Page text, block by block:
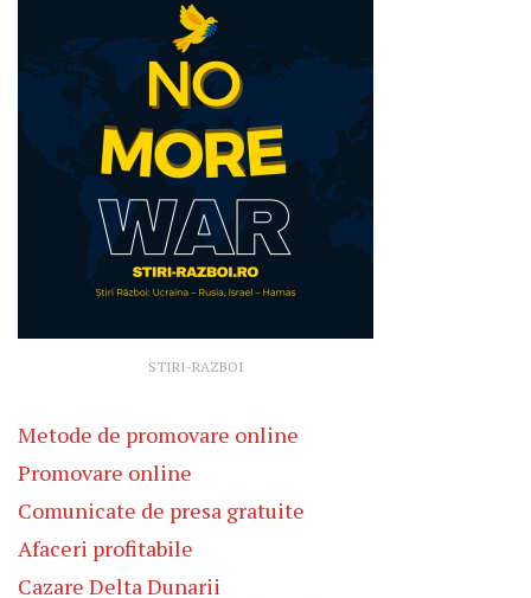
STIRI-RAZBOI
Metode de promovare online
Promovare online
Comunicate de presa gratuite
Afaceri profitabile
Cazare Delta Dunarii